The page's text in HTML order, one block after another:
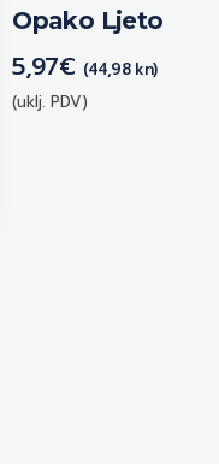
Opako Ljeto
5,97€ (44,98 kn)
(uklj. PDV)